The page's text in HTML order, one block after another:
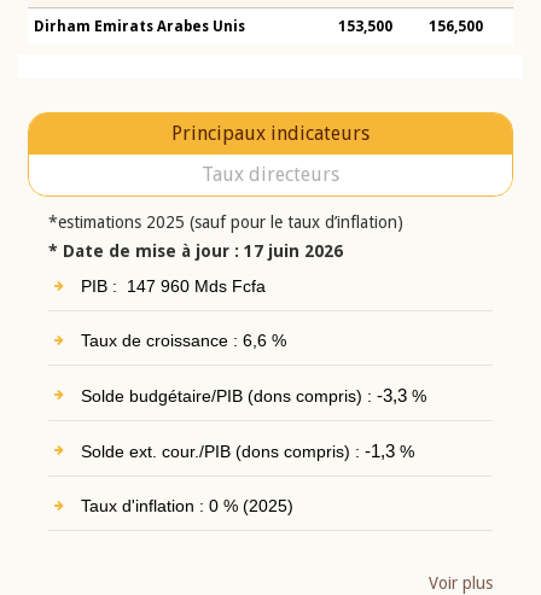
Dirham Emirats Arabes Unis 153,500 156,500
Principaux indicateurs
Taux directeurs
*estimations 2025 (sauf pour le taux d’inflation)
* Date de mise à jour : 17 juin 2026
PIB : 147 960 Mds Fcfa
Taux de croissance : 6,6 %
Solde budgétaire/PIB (dons compris) : -3,3%
Solde ext. cour./PIB (dons compris) : -1,3%
Taux d'inflation : 0 % (2025)
Voir plus